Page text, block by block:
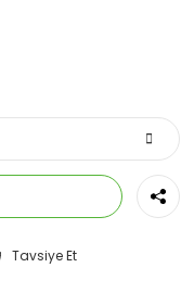
Tavsiye Et